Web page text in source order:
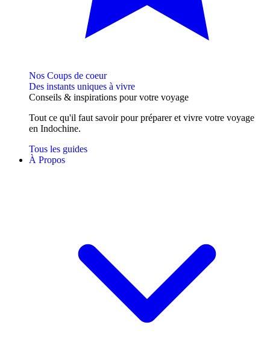
Nos Coups de coeur
Des instants uniques à vivre
Conseils & inspirations pour votre voyage
Tout ce qu'il faut savoir pour préparer et vivre votre voyage
en Indochine.
Tous les guides
À Propos